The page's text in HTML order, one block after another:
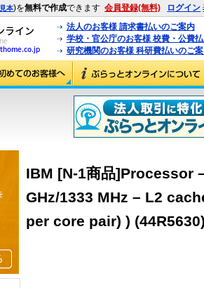
見本)を無料で作成できます 会員登録(無料) ログイン
法人のお客様 請求書払いのご案内
学校・官公庁のお客様 校費・公費
研究機関のお客様 科研費払いのご
IBM [N-1商品]Processor
GHz/1333 MHz – L2
per core pair) )